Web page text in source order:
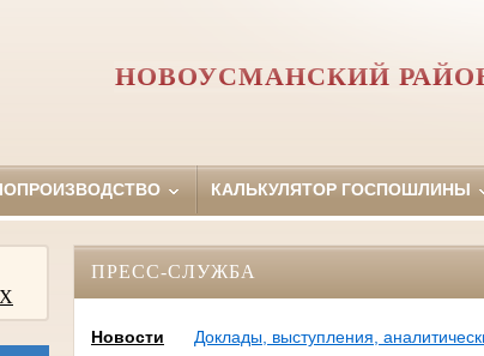
НОВОУСМАНСКИЙ
КАЛЬКУЛЯТОР ГОСПОШЛИНЫ
ПРЕСС-СЛУЖБА
Новости Доклады, выступления,